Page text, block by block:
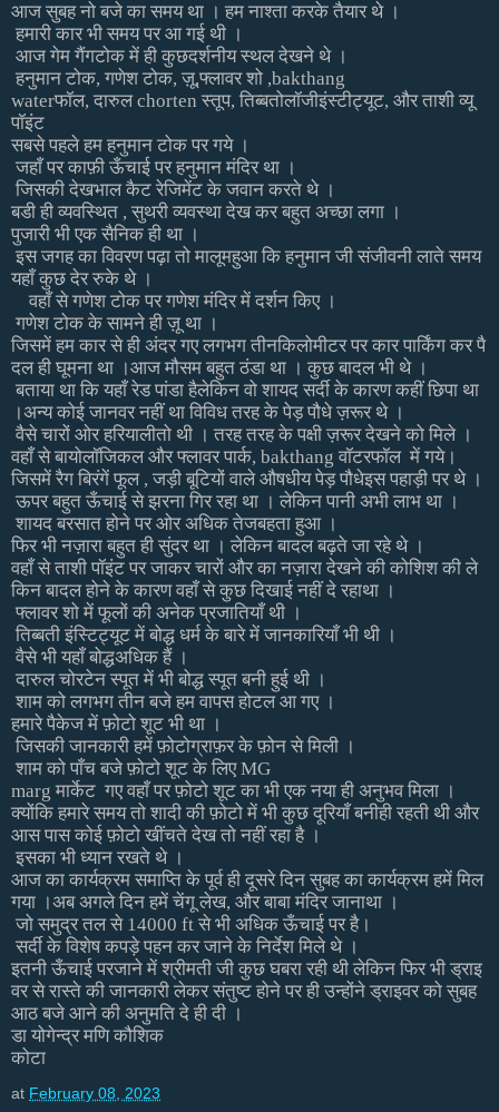
आज सुबह नो बजे का समय था । हम नाश्ता करके तैयार थे ।
हमारी कार भी समय पर आ गई थी ।
आज गेम गैंगटोक में ही कुछदर्शनीय स्थल देखने थे ।
हनुमान टोक, गणेश टोक, ज़ू,फ्लावर शो ,bakthang
waterफॉल, दारुलchorten स्तूप, तिब्बतोलॉजीइंस्टीट्यूट, और ताशी व्यू
पॉइंट
सबसे पहले हम हनुमान टोक पर गये ।
जहाँ पर काफ़ी ऊँचाई पर हनुमान मंदिर था ।
जिसकी देखभाल कैट रेजिमेंट के जवान करते थे ।
बडी ही व्यवस्थित , सुथरी व्यवस्था देख कर बहुत अच्छा लगा ।
पुजारी भी एक सैनिक ही था ।
इस जगह का विवरण पढ़ा तो मालूमहुआ कि हनुमान जी संजीवनी लाते समय
यहाँ कुछ देर रुके थे ।
वहाँ से गणेश टोक पर गणेश मंदिर में दर्शन किए ।
गणेश टोक के सामने ही ज़ू था ।
जिसमें हम कार से ही अंदर गए लगभग तीनकिलोमीटर पर कार पार्किंग कर पै
दल ही घूमना था ।आज मौसम बहुत ठंडा था । कुछ बादल भी थे ।
बताया था कि यहाँ रेड पांडा हैलेकिन वो शायद सर्दी के कारण कहीं छिपा था
।अन्य कोई जानवर नहीं था विविध तरह के पेड़ पौधे ज़रूर थे ।
वैसे चारों ओर हरियालीतो थी । तरह तरह के पक्षी ज़रूर देखने को मिले ।
वहाँ से बायोलॉजिकल और फ्लावर पार्क, bakthang वॉटरफॉल में गये।
जिसमें रैग बिरंगें फूल, जड़ी बूटियों वाले औषधीय पेड़ पौधेइस पहाड़ी पर थे ।
ऊपर बहुत ऊँचाई से झरना गिर रहा था । लेकिन पानी अभी लाभ था ।
शायद बरसात होने पर ओर अधिक तेजबहता हुआ ।
फिर भी नज़ारा बहुत ही सुंदर था । लेकिन बादल बढ़ते जा रहे थे ।
वहाँ से ताशी पॉइंट पर जाकर चारों और का नज़ारा देखने की कोशिश की ले
किन बादल होने के कारण वहाँ से कुछ दिखाई नहीं दे रहाथा ।
फ्लावर शो में फूलों की अनेक प्रजातियाँ थी ।
तिब्बती इंस्टिट्यूट में बोद्ध धर्म के बारे में जानकारियाँ भी थी ।
वैसे भी यहाँ बोद्धअधिक हैं ।
दारुल चोरटेन स्पूत में भी बोद्ध स्पूत बनी हुई थी ।
शाम को लगभग तीन बजे हम वापस होटल आ गए ।
हमारे पैकेज में फ़ोटो शूट भी था ।
जिसकी जानकारी हमें फ़ोटोग्राफ़र के फ़ोन से मिली ।
शाम को पाँच बजे फ़ोटो शूट के लिएMG
marg मार्केट गए वहाँ पर फ़ोटो शूट का भी एक नया ही अनुभव मिला ।
क्योंकि हमारे समय तो शादी की फ़ोटो में भी कुछ दूरियाँ बनीही रहती थी और
आस पास कोई फ़ोटो खींचते देख तो नहीं रहा है ।
इसका भी ध्यान रखते थे ।
आज का कार्यक्रम समाप्ति के पूर्व ही दूसरे दिन सुबह का कार्यक्रम हमें मिल
गया ।अब अगले दिन हमें चेंगू लेख, और बाबा मंदिर जानाथा ।
जो समुद्र तल से14000 ft से भी अधिक ऊँचाई पर है।
सर्दी के विशेष कपड़े पहन कर जाने के निर्देश मिले थे ।
इतनी ऊँचाई परजाने में श्रीमती जी कुछ घबरा रही थी लेकिन फिर भी ड्राइ
वर से रास्ते की जानकारी लेकर संतुष्ट होने पर ही उन्होंने ड्राइवर को सुबह
आठ बजे आने की अनुमति दे ही दी ।
डा योगेन्द्र मणि कौशिक
कोटा
at February 08, 2023